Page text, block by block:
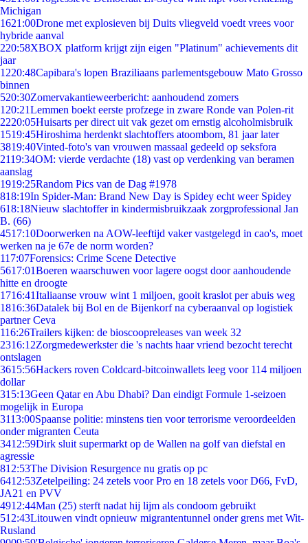
Michigan
1621:00Drone met explosieven bij Duits vliegveld voedt vrees voor
hybride aanval
220:58XBOX platform krijgt zijn eigen "Platinum" achievements dit
jaar
1220:48Capibara's lopen Braziliaans parlementsgebouw Mato Grosso
binnen
520:30Zomervakantieweerbericht: aanhoudend zomers
1 20:21Lemmen boekt eerste profzege in zware Ronde van Polen-rit
2220:05Huisarts per direct uit vak gezet om ernstig alcoholmisbruik
1519:45Hiroshima herdenkt slachtoffers atoombom, 81 jaar later
3819:40Vinted-foto's van vrouwen massaal gedeeld op seksfora
2119:34OM: vierde verdachte (18) vast op verdenking van beramen
aanslag
1919:25Random Pics van de Dag #1978
818:19In Spider-Man: Brand New Day is Spidey echt weer Spidey
618:18Nieuw slachtoffer in kindermisbruikzaak zorgprofessional Jan
B. (66)
4517:10Doorwerken na AOW-leeftijd vaker vastgelegd in cao's, moet
werken na je 67e de norm worden?
117:07Forensics: Crime Scene Detective
5617:01Boeren waarschuwen voor lagere oogst door aanhoudende
hitte en droogte
1716:41Italiaanse vrouw wint 1 miljoen, gooit kraslot per abuis weg
1816:36Datalek bij Bol en de Bijenkorf na cyberaanval op logistiek
partner Ceva
116:26Trailers kijken: de bioscoopreleases van week 32
2316:12Zorgmedewerkster die 's nachts haar vriend bezocht terecht
ontslagen
3615:56Hackers roven Coldcard-bitcoinwallets leeg voor 114 miljoen
dollar
315:13Geen Qatar en Abu Dhabi? Dan eindigt Formule 1-seizoen
mogelijk in Europa
3113:00Spaanse politie: minstens tien voor terrorisme veroordeelden
onder migranten Ceuta
3412:59Dirk sluit supermarkt op de Wallen na golf van diefstal en
agressie
812:53The Division Resurgence nu gratis op pc
6412:53Zetelpeiling: 24 zetels voor Pro en 18 zetels voor D66, FvD,
JA21 en PVV
4912:44Man (25) sterft nadat hij lijm als condoom gebruikt
512:43Litouwen vindt opnieuw migrantentunnel onder grens met Wit-
Rusland